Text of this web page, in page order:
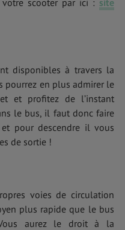
disponibles à travers la
pourrez en plus admirer le
et profitez de l’instant
le bus, il faut donc faire
pour descendre il vous
de sortie !
voies de circulation
plus rapide que le bus
aurez le droit à la